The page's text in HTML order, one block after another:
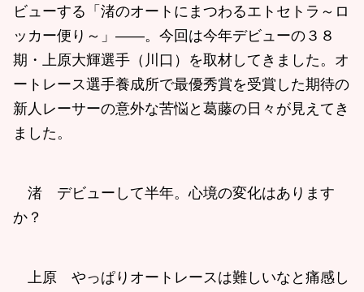
ビューする「渚のオートにまつわるエトセトラ～ロ
ッカー便り～」――。今回は今年デビューの３８
期・上原大輝選手（川口）を取材してきました。オ
ートレース選手養成所で最優秀賞を受賞した期待の
新人レーサーの意外な苦悩と葛藤の日々が見えてき
ました。
渚 デビューして半年。心境の変化はあります
か？
上原 やっぱりオートレースは難しいなと痛感し